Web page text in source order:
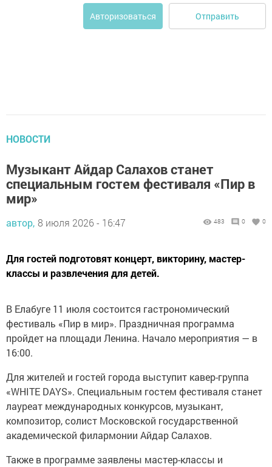
Авторизоваться Отправить
НОВОСТИ
Музыкант Айдар Салахов станет
специальным гостем фестиваля «Пир в
мир»
автор, 8 июля 2026 - 16:47 483 0 0
Для гостей подготовят концерт, викторину, мастер-
классы и развлечения для детей.
В Елабуге 11 июля состоится гастрономический
фестиваль «Пир в мир». Праздничная программа
пройдет на площади Ленина. Начало мероприятия — в
16:00.
Для жителей и гостей города выступит кавер-группа
«WHITE DAYS». Специальным гостем фестиваля станет
лауреат международных конкурсов, музыкант,
композитор, солист Московской государственной
академической филармонии Айдар Салахов.
Также в программе заявлены мастер-классы и